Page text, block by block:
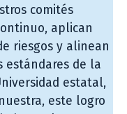
comités
aplican
riesgos y alinean
estándares de la
estatal,
este logro